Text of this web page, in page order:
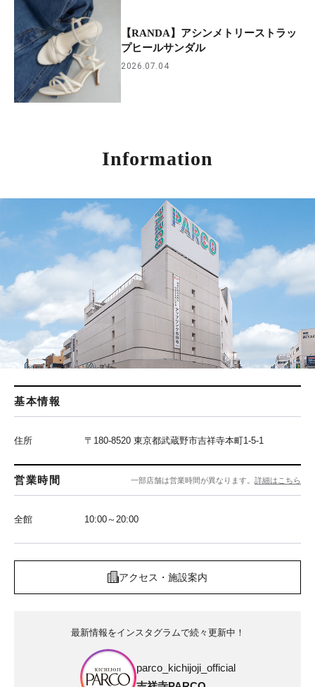
【RANDA】アシンメトリーストラッ
プヒールサンダル
2026.07.04
Information
基本情報
住所 〒180-8520 東京都武蔵野市吉祥寺本町1-5-1
営業時間 一部店舗は営業時間が異なります。 詳細はこちら
全館 10:00～20:00
アクセス・施設案内
最新情報をインスタグラムで続々更新中！
parco_kichijoji_official